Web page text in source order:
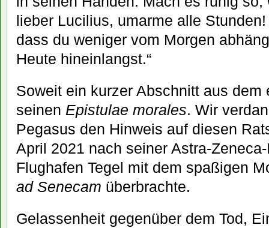
lieber Lucilius, umarme alle
dass du weniger vom Morgen
Heute hineinlangst.“
Soweit ein kurzer Abschnitt aus
seinen Epistulae morales. Wir
Pegasus den Hinweis auf diesen
April 2021 nach seiner Astra-
Flughafen Tegel mit dem spaßigen
ad Senecam überbrachte.
Gelassenheit gegenüber dem Tod,